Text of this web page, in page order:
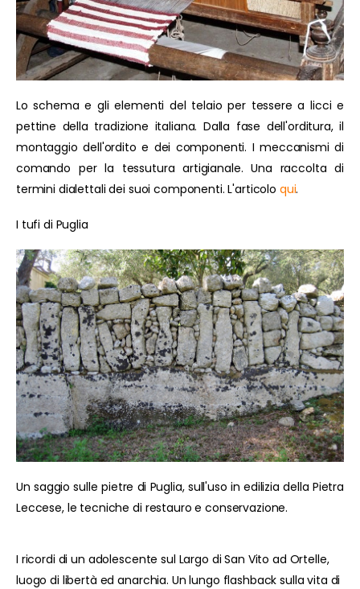
Lo schema e gli elementi del telaio per tessere a licci e
pettine della tradizione italiana. Dalla fase dell'orditura, il
montaggio dell'ordito e dei componenti. I meccanismi di
comando per la tessutura artigianale. Una raccolta di
termini dialettali dei suoi componenti. L'articolo qui.
I tufi di Puglia
Un saggio sulle pietre di Puglia, sull'uso in edilizia della Pietra
Leccese, le tecniche di restauro e conservazione.
I ricordi di un adolescente sul Largo di San Vito ad Ortelle,
luogo di libertà ed anarchia. Un lungo flashback sulla vita di